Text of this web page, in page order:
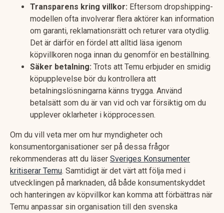
Transparens kring villkor: Eftersom dropshipping-
modellen ofta involverar flera aktörer kan information
om garanti, reklamationsrätt och returer vara otydlig.
Det är därför en fördel att alltid läsa igenom
köpvillkoren noga innan du genomför en beställning.
Säker betalning: Trots att Temu erbjuder en smidig
köpupplevelse bör du kontrollera att
betalningslösningarna känns trygga. Använd
betalsätt som du är van vid och var försiktig om du
upplever oklarheter i köpprocessen.
Om du vill veta mer om hur myndigheter och
konsumentorganisationer ser på dessa frågor
rekommenderas att du läser Sveriges Konsumenter
kritiserar Temu. Samtidigt är det värt att följa med i
utvecklingen på marknaden, då både konsumentskyddet
och hanteringen av köpvillkor kan komma att förbättras när
Temu anpassar sin organisation till den svenska